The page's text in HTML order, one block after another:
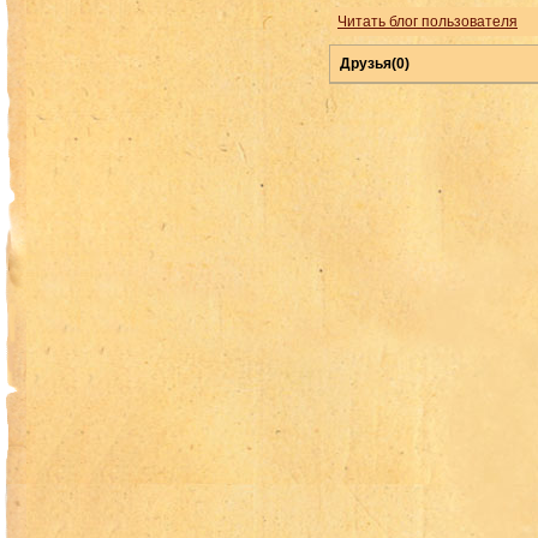
Читать блог пользователя
Друзья(0)